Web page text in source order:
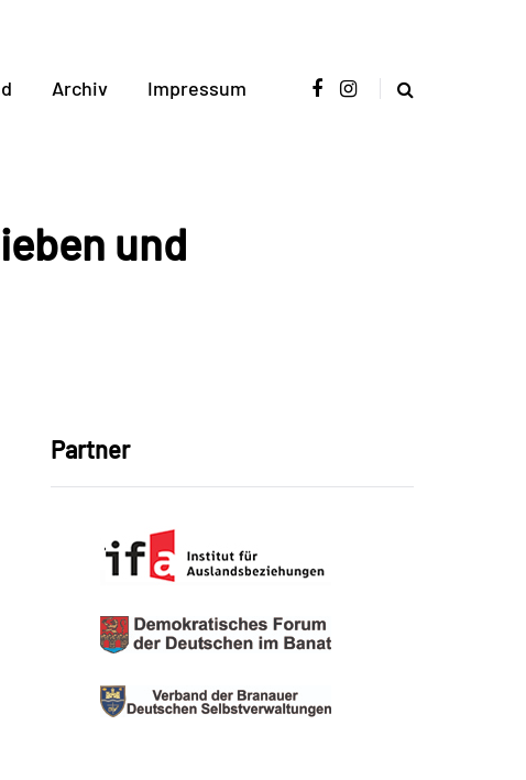
Archiv Impressum
und
Partner